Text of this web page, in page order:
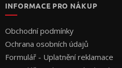
INFORMACE PRO NÁKUP
Obchodní podmínky
Ochrana osobních údajů
Formulář - Uplatnění reklamace